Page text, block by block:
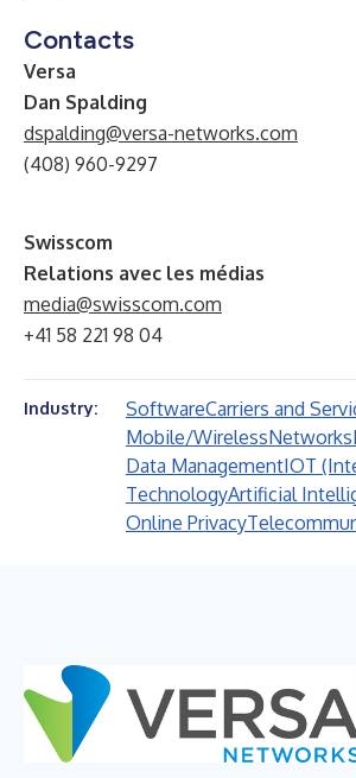
Contacts
Versa
Dan Spalding
dspalding@versa-networks.com
(408) 960-9297
Swisscom
Relations avec les médias
media@swisscom.com
+41 58 221 98 04
Industry: SoftwareCarriers and
Mobile/WirelessNetworks
Data ManagementIOT
TechnologyArtificial
Online Privacy